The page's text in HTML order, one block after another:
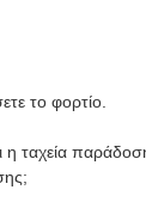
το φορτίο.
η ταχεία